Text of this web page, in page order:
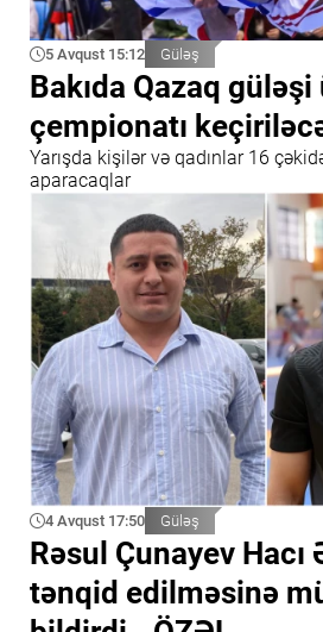
5 Avqust 15:12 Güləş
Bakıda Qazaq
çempionatı
Yarışda kişilər və qadınlar 16
aparacaqlar
4 Avqust 17:50 Güləş
Rəsul Çunayev Hacı
tənqid edilməsinə